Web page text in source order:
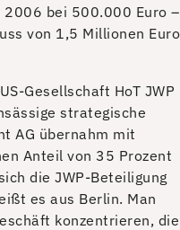
2006 bei 500.000 Euro –
von 1,5 Millionen Euro
Gesellschaft HoT JWP
strategische
AG übernahm mit
Anteil von 35 Prozent
die JWP-Beteiligung
es aus Berlin. Man
konzentrieren, die